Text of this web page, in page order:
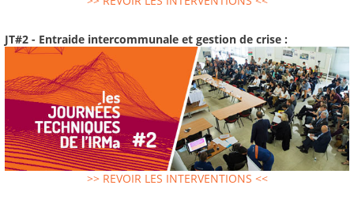
JT#2 - Entraide intercommunale et gestion de crise :
>> REVOIR LES INTERVENTIONS <<